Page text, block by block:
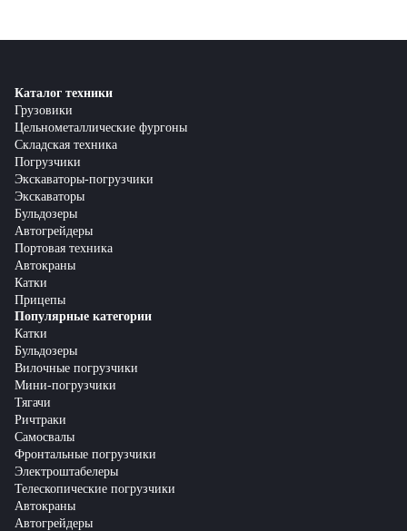
Каталог техники
Грузовики
Цельнометаллические фургоны
Складская техника
Погрузчики
Экскаваторы-погрузчики
Экскаваторы
Бульдозеры
Автогрейдеры
Портовая техника
Автокраны
Катки
Прицепы
Популярные категории
Катки
Бульдозеры
Вилочные погрузчики
Мини-погрузчики
Тягачи
Ричтраки
Самосвалы
Фронтальные погрузчики
Электроштабелеры
Телескопические погрузчики
Автокраны
Автогрейдеры